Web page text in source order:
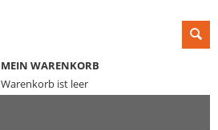
MEIN WARENKORB
Warenkorb ist leer